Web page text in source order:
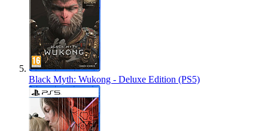
Black Myth: Wukong - Deluxe Edition (PS5)